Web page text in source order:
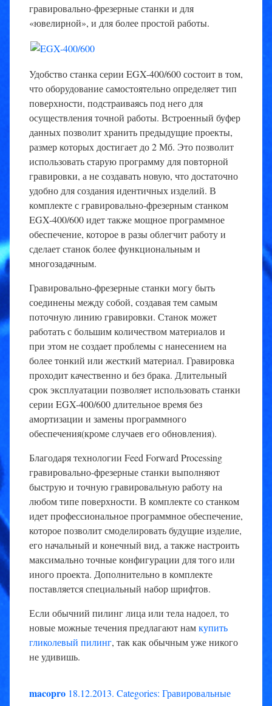
гравировально-фрезерные станки и для
«ювелирной», и для более простой работы.
Удобство станка серии EGX-400/600 состоит в том,
что оборудование самостоятельно определяет тип
поверхности, подстраиваясь под него для
осуществления точной работы. Встроенный буфер
данных позволит хранить предыдущие проекты,
размер которых достигает до 2 Мб. Это позволит
использовать старую программу для повторной
гравировки, а не создавать новую, что достаточно
удобно для создания идентичных изделий. В
комплекте с гравировально-фрезерным станком
EGX-400/600 идет также мощное программное
обеспечение, которое в разы облегчит работу и
сделает станок более функциональным и
многозадачным.
Гравировально-фрезерные станки могу быть
соединены между собой, создавая тем самым
поточную линию гравировки. Станок может
работать с большим количеством материалов и
при этом не создает проблемы с нанесением на
более тонкий или жесткий материал. Гравировка
проходит качественно и без брака. Длительный
срок эксплуатации позволяет использовать станки
серии EGX-400/600 длительное время без
амортизации и замены программного
обеспечения(кроме случаев его обновления).
Благодаря технологии Feed Forward Processing
гравировально-фрезерные станки выполняют
быструю и точную гравировальную работу на
любом типе поверхности. В комплекте со станком
идет профессиональное программное обеспечение,
которое позволит смоделировать будущие изделие,
его начальный и конечный вид, а также настроить
максимально точные конфигурации для того или
иного проекта. Дополнительно в комплекте
поставляется специальный набор шрифтов.
Если обычний пилинг лица или тела надоел, то
новые можные течения предлагают намкупить
гликолевый пилинг, так как обычным уже никого
не удивишь.
macopro 18.12.2013. Categories: Гравировальные